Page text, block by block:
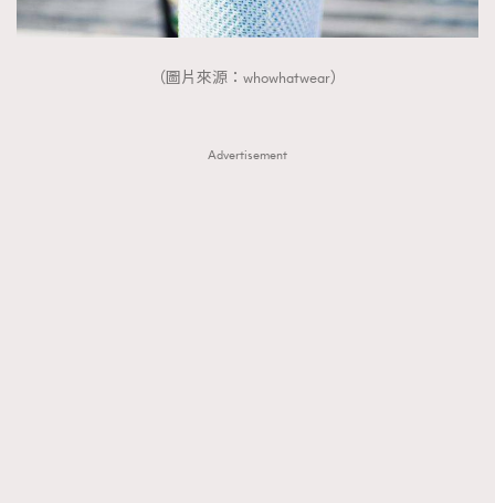
（圖片來源：whowhatwear）
Advertisement